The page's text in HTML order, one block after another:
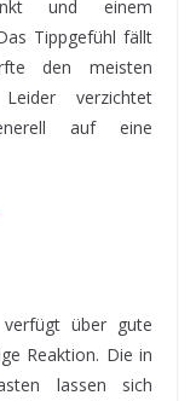
und einem
Tippgefühl fällt
den meisten
verzichtet
auf eine
über gute
Reaktion. Die in
lassen sich